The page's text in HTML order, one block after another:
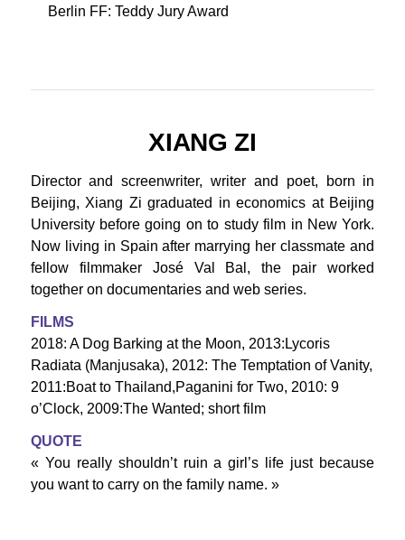
Berlin FF: Teddy Jury Award
XIANG ZI
Director and screenwriter, writer and poet, born in
Beijing, Xiang Zi graduated in economics at Beijing
University before going on to study film in New York.
Now living in Spain after marrying her classmate and
fellow filmmaker José Val Bal, the pair worked
together on documentaries and web series.
FILMS
2018: A Dog Barking at the Moon, 2013:Lycoris
Radiata (Manjusaka), 2012: The Temptation of Vanity,
2011:Boat to Thailand,Paganini for Two, 2010: 9
o’Clock, 2009:The Wanted; short film
QUOTE
« You really shouldn’t ruin a girl’s life just because
you want to carry on the family name. »